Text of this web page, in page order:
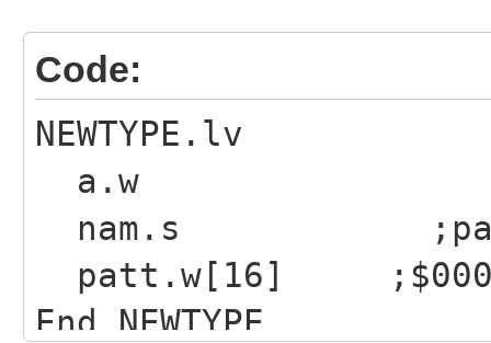
Repeat:Until
End ;end of
NoCli
WBStartup
Code:
NEWTYPE.lv
a.w
nam.s
patt.w[16]
End NEWTYPE